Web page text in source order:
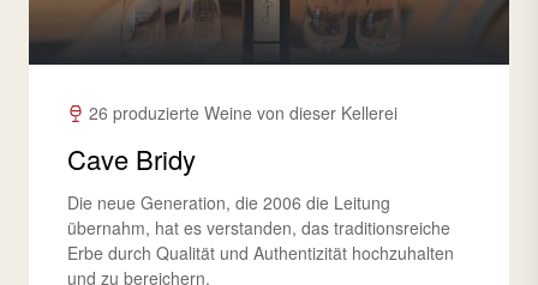
26 produzierte Weine von dieser Kellerei
Cave Bridy
Die neue Generation, die 2006 die Leitung
übernahm, hat es verstanden, das traditionsreiche
Erbe durch Qualität und Authentizität hochzuhalten
und zu bereichern.